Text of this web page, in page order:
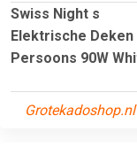
Swiss Night s
Elektrische Deken
Persoons 90W
Grotekadoshop.nl